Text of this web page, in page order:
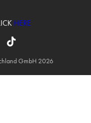
HERE
GmbH 2026